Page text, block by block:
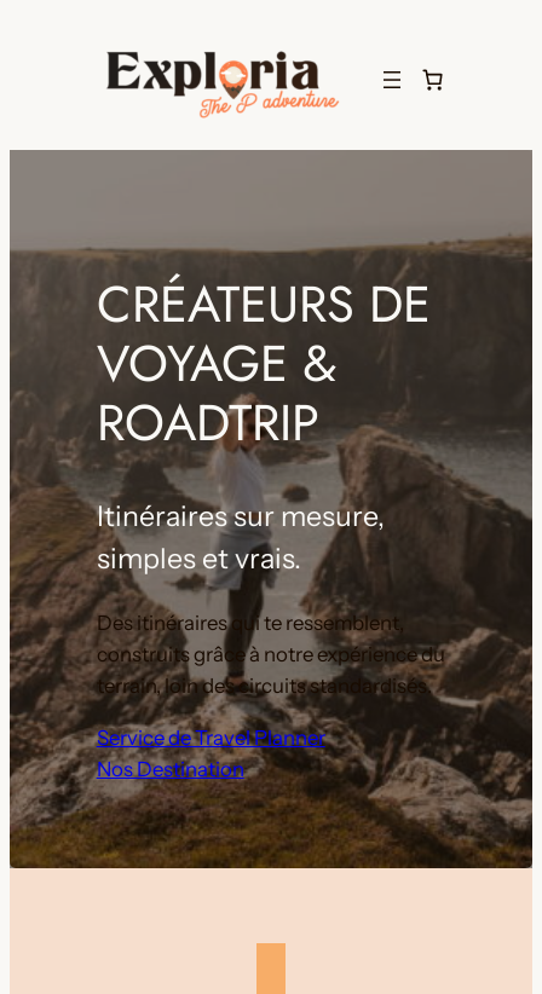
CRÉATEURS DE
VOYAGE &
ROADTRIP
Itinéraires sur mesure,
simples et vrais.
Des itinéraires qui te ressemblent,
construits grâce à notre expérience du
terrain, loin des circuits standardisés.
Service de Travel Planner
Nos Destination